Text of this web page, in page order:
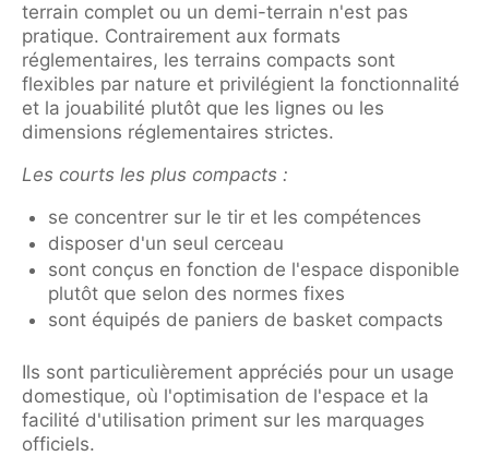
terrain complet ou un demi-terrain n'est pas
pratique. Contrairement aux formats
réglementaires, les terrains compacts sont
flexibles par nature et privilégient la fonctionnalité
et la jouabilité plutôt que les lignes ou les
dimensions réglementaires strictes.
Les courts les plus compacts :
se concentrer sur le tir et les compétences
disposer d'un seul cerceau
sont conçus en fonction de l'espace disponible
plutôt que selon des normes fixes
sont équipés de paniers de basket compacts
Ils sont particulièrement appréciés pour un usage
domestique, où l'optimisation de l'espace et la
facilité d'utilisation priment sur les marquages
officiels.